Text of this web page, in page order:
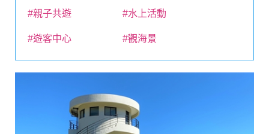
#親子共遊 #水上活動
#遊客中心 #觀海景